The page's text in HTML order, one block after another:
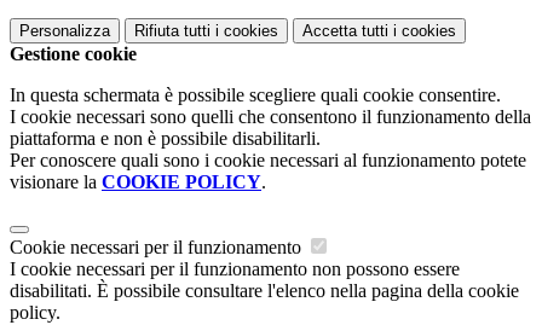
Personalizza Rifiuta tutti i cookies Accetta tutti i cookies
Gestione cookie
In questa schermata è possibile scegliere quali cookie consentire.
I cookie necessari sono quelli che consentono il funzionamento della
piattaforma e non è possibile disabilitarli.
Per conoscere quali sono i cookie necessari al funzionamento potete
visionare la COOKIE POLICY.
Cookie necessari per il funzionamento
I cookie necessari per il funzionamento non possono essere
disabilitati. È possibile consultare l'elenco nella pagina della cookie
policy.